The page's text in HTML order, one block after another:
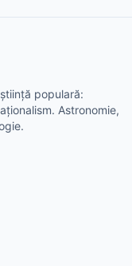
populară:
Astronomie,